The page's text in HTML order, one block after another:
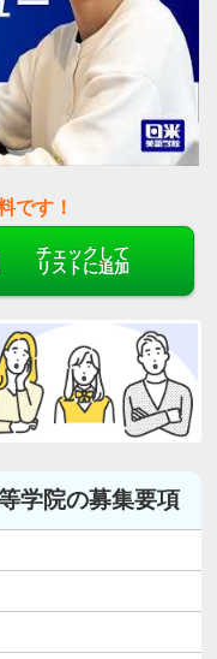
です！
チェックして
リストに追加
学院の募集要項